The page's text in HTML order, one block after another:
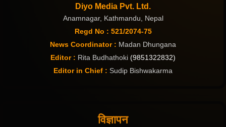
Diyo Media Pvt. Ltd.
Anamnagar, Kathmandu, Nepal
Regd No : 521/2074-75
News Coordinator : Madan Dhungana
Editor : Rita Budhathoki (9851322832)
Editor in Chief : Sudip Bishwakarma
विज्ञापन